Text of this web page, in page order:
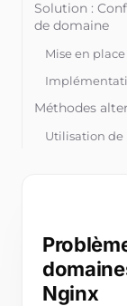
Base de
Solution :
de domaine
Mise en
Méthodes
Utilisation de
Nginx